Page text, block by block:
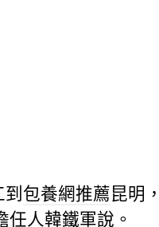
包養網推薦昆明
任人韓鐵軍說。